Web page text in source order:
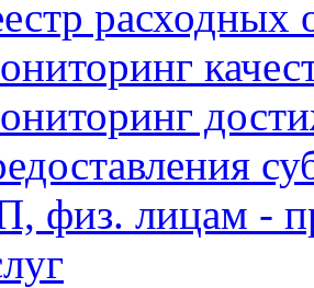
расходных
физ. лицам -